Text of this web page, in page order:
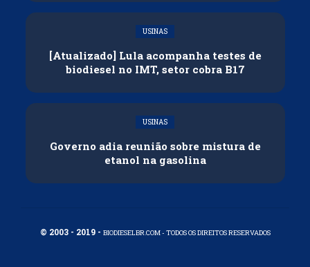
USINAS
[Atualizado] Lula acompanha testes de
biodiesel no IMT, setor cobra B17
USINAS
Governo adia reunião sobre mistura de
etanol na gasolina
© 2003 - 2019 - BIODIESELBR.COM - TODOS OS DIREITOS RESERVADOS